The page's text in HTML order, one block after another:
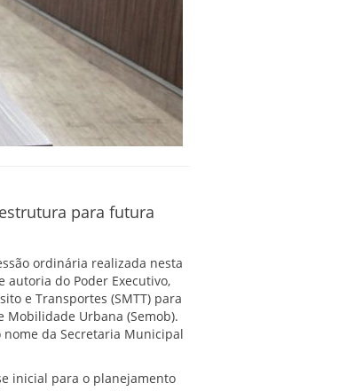
para futura
ordinária realizada nesta
autoria do Poder Executivo,
e Transportes (SMTT) para
Mobilidade Urbana (Semob).
da Secretaria Municipal
inicial para o planejamento